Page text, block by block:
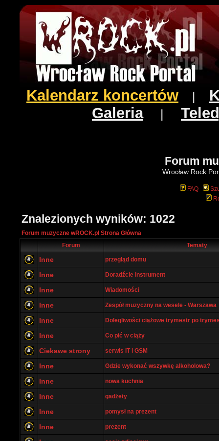
Kalendarz koncertów
Galeria|
Forum
Wrocław Rock
FAQ
Znalezionych wyników: 1022
Forum muzyczne wROCK.pl Strona Główna
Forum
Tematy
Inne przegląd domu
Inne Doradźcie instrument
Inne Wiadomości
Inne Zespół muzyczny na wesele - Warszawa
Inne Dolegliwości ciążowe trymestr po
Inne Co pić w ciąży
Ciekawe strony serwis IT i GSM
Inne Gdzie wykonać wszywkę alkoholowa?
Inne nowa kuchnia
Inne gadżety
Inne pomysł na prezent
Inne prezent